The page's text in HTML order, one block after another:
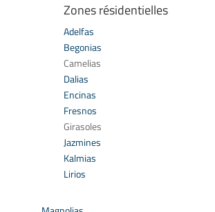
Zones résidentielles
Adelfas
Begonias
Camelias
Dalias
Encinas
Fresnos
Girasoles
Jazmines
Kalmias
Lirios